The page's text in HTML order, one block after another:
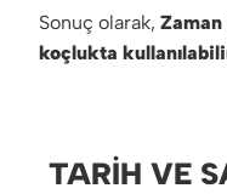
Sonuç olarak,
koçlukta
TARIH VE